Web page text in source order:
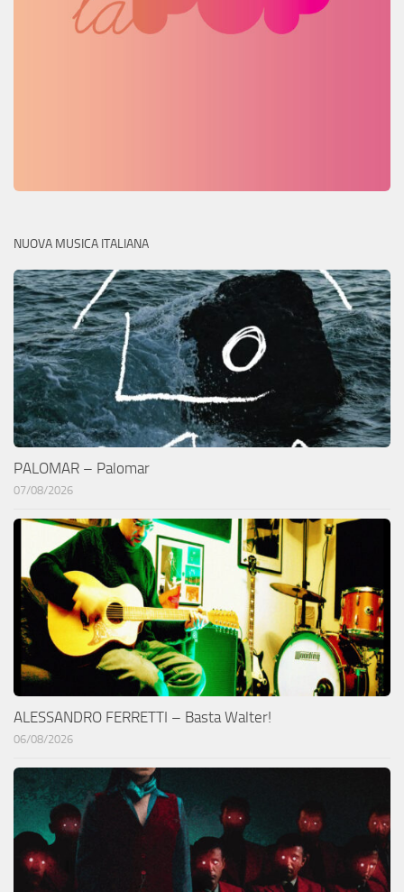
NUOVA MUSICA ITALIANA
PALOMAR – Palomar
07/08/2026
ALESSANDRO FERRETTI – Basta Walter!
06/08/2026